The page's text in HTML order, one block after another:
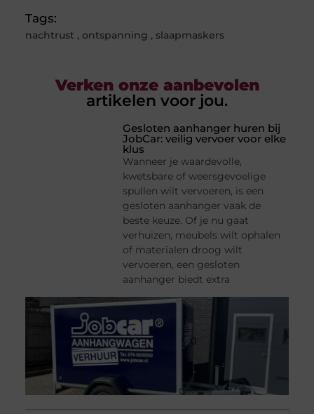
Tags:
nachtrust , ontspanning , slaapmaskers
Verken onze aanbevolen
artikelen voor jou.
Gesloten aanhanger huren bij
JobCar: veilig vervoer voor elke
klus
Wanneer je waardevolle,
kwetsbare of weersgevoelige
spullen wilt vervoeren, is een
gesloten aanhanger vaak de
beste keuze. Of je nu gaat
verhuizen, meubels wilt ophalen
of materialen droog wilt
vervoeren, een gesloten
aanhanger biedt extra